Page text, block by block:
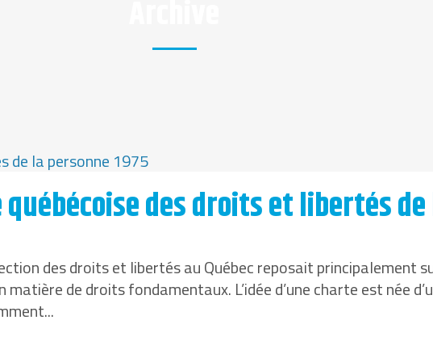
des droits et libertés
des droits et libertés au Québec reposait principalement
de droits fondamentaux. L’idée d’une charte est née